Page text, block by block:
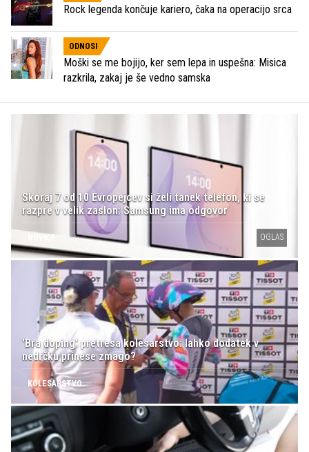
Rock legenda končuje kariero, čaka na operacijo srca
ODNOSI
Moški se me bojijo, ker sem lepa in uspešna: Misica
razkrila, zakaj je še vedno samska
Skoraj 7 od 10 Evropejcev si želi tanek telefon, ki se
razpre v velik zaslon: Samsung ima odgovor
OGLAS
'Bra doping' pretresa kolesarstvo: lahko dodatek v
nedrčku prinese zmago?
KOLESARSTVO